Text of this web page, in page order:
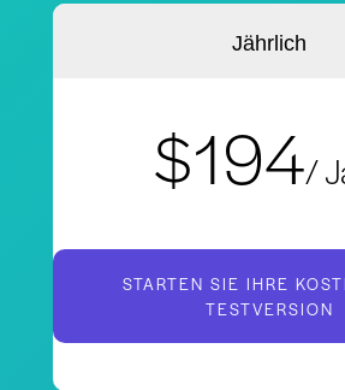
Jährlich
$194/
STARTEN SIE IHRE
TESTVERSION